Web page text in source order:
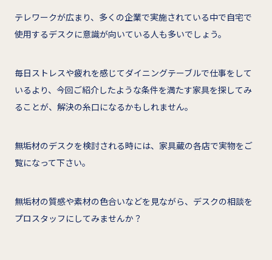
テレワークが広まり、多くの企業で実施されている中で自宅で
使用するデスクに意識が向いている人も多いでしょう。
毎日ストレスや疲れを感じてダイニングテーブルで仕事をして
いるより、今回ご紹介したような条件を満たす家具を探してみ
ることが、解決の糸口になるかもしれません。
無垢材のデスクを検討される時には、家具蔵の各店で実物をご
覧になって下さい。
無垢材の質感や素材の色合いなどを見ながら、デスクの相談を
プロスタッフにしてみませんか？